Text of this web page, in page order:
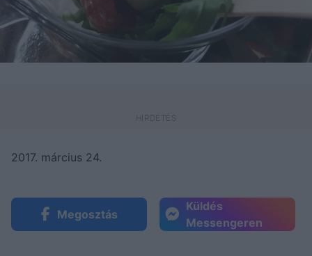
2017. március 24.
Megosztás
Küldés
Messengeren